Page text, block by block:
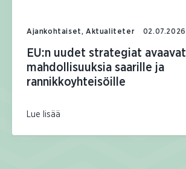
Ajankohtaiset, Aktualiteter 02.07.2026
EU:n uudet strategiat avaavat
mahdollisuuksia saarille ja
rannikkoyhteisöille
Lue lisää